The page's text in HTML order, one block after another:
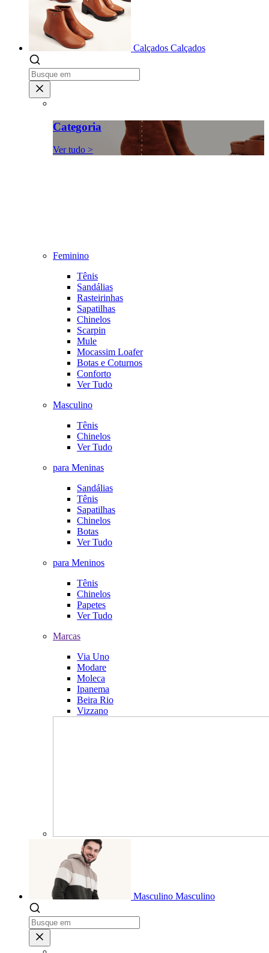
Calçados Calçados
Categoria
Ver tudo >
Feminino
Tênis
Sandálias
Rasteirinhas
Sapatilhas
Chinelos
Scarpin
Mule
Mocassim Loafer
Botas e Coturnos
Conforto
Ver Tudo
Masculino
Tênis
Chinelos
Ver Tudo
para Meninas
Sandálias
Tênis
Sapatilhas
Chinelos
Botas
Ver Tudo
para Meninos
Tênis
Chinelos
Papetes
Ver Tudo
Marcas
Via Uno
Modare
Moleca
Ipanema
Beira Rio
Vizzano
Masculino Masculino